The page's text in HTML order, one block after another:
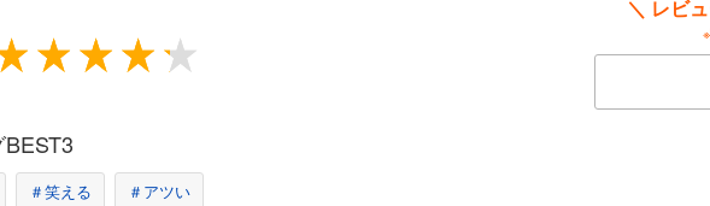
も、家族関係も、勉強も、当時は大切だったことに気付けなかったからこそ大事にしようと思うよう
らないものを再び手に入れられるはとこがちょっぴり羨ましく思います。
タク文化を懐かしく思いつつ、自分がタイムスリップしたとしたらどうすごすのかを妄想しつつ、は
＼ レビ
＃笑える ＃アツい